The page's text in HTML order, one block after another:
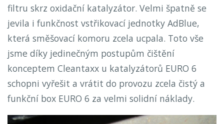
filtru skrz oxidační katalyzátor. Velmi špatně se
jevila i funkčnost vstřikovací jednotky AdBlue,
která směšovací komoru zcela ucpala. Toto vše
jsme díky jedinečným postupům čištění
konceptem Cleantaxx u katalyzátorů EURO 6
schopni vyřešit a vrátit do provozu zcela čistý a
funkční box EURO 6 za velmi solidní náklady.